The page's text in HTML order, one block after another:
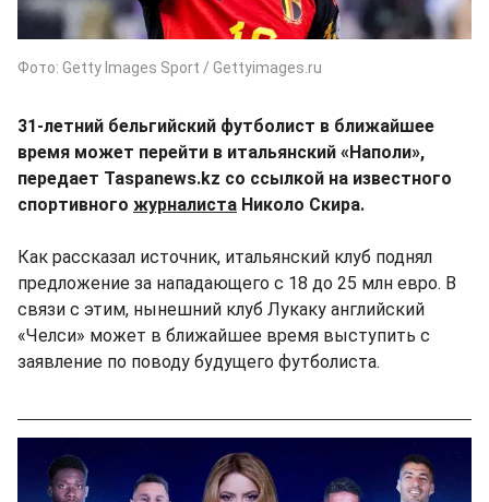
Фото: Getty Images Sport / Gettyimages.ru
31-летний бельгийский футболист в ближайшее
время может перейти в итальянский «Наполи»,
передает Taspanews.kz со ссылкой на известного
спортивного журналиста Николо Скира.
Как рассказал источник, итальянский клуб поднял
предложение за нападающего с 18 до 25 млн евро. В
связи с этим, нынешний клуб Лукаку английский
«Челси» может в ближайшее время выступить с
заявление по поводу будущего футболиста.